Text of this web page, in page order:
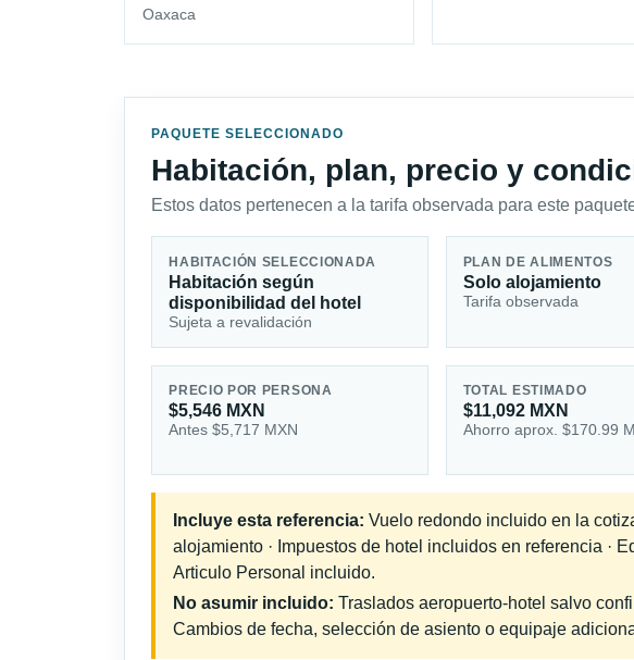
Oaxaca
PAQUETE SELECCIONADO
Habitación, plan, precio y
Estos datos pertenecen a la tarifa observada para este
HABITACIÓN SELECCIONADA
Habitación según
disponibilidad del hotel
Sujeta a revalidación
PLAN DE ALIMENTOS
Solo alojamiento
Tarifa observada
PRECIO POR PERSONA
$5,546 MXN
Antes $5,717 MXN
TOTAL ESTIMADO
$11,092 MXN
Ahorro aprox. $170.99
Incluye esta referencia: Vuelo redondo incluido en la
alojamiento · Impuestos de hotel incluidos en referencia ·
Articulo Personal incluido.
No asumir incluido: Traslados aeropuerto-hotel salvo
Cambios de fecha, selección de asiento o equipaje